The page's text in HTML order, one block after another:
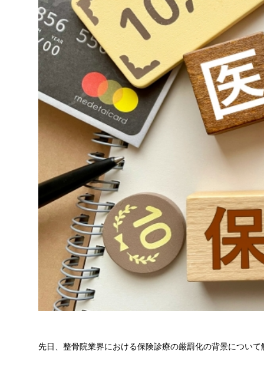
先日、整骨院業界における保険診療の厳罰化の背景について